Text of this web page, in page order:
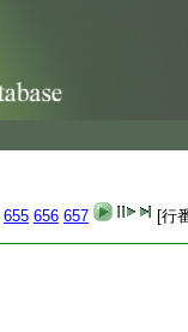
655 656 657 [行